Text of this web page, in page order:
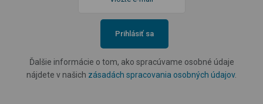
Prihlásiť sa
Ďalšie informácie o tom, ako spracúvame osobné údaje
nájdete v našich zásadách spracovania osobných údajov.